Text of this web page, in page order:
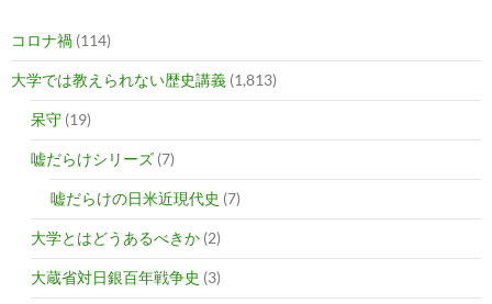
コロナ禍 (114)
大学では教えられない歴史講義 (1,813)
呆守 (19)
嘘だらけシリーズ (7)
嘘だらけの日米近現代史 (7)
大学とはどうあるべきか (2)
大蔵省対日銀百年戦争史 (3)